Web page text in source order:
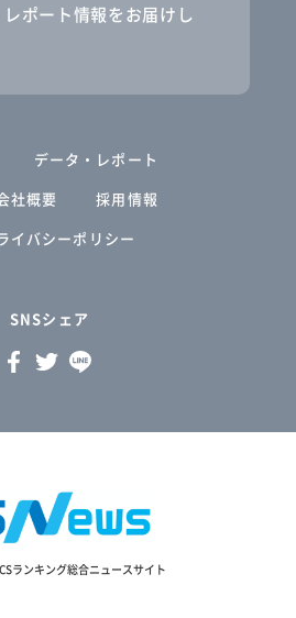
ポート情報をお届けし
データ・レポート
社概要
採用情報
イバシーポリシー
SNSシェア
ランキング総合ニュースサイト